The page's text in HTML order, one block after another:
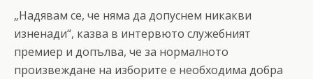
„Надявам се, че няма да допуснем никакви
изненади“, казва в интервюто служебният
премиер и допълва, че за нормалното
произвеждане на изборите е необходима добра